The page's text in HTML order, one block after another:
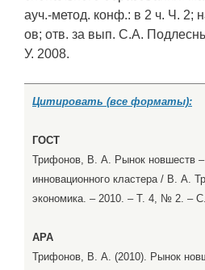
ауч.-метод. конф.: в 2 ч. Ч. 2;
ов; отв. за вып. С.А.
У. 2008.
Цитировать (все форматы):
ГОСТ
Трифонов, В. А. Рынок новшеств
инновационного кластера / В. А.
экономика. – 2010. – Т. 4, № 2. –
APA
Трифонов, В. А. (2010). Рынок